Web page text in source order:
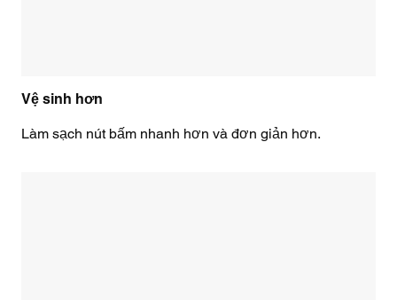
Vệ sinh hơn
Làm sạch nút bấm nhanh hơn và đơn giản hơn.